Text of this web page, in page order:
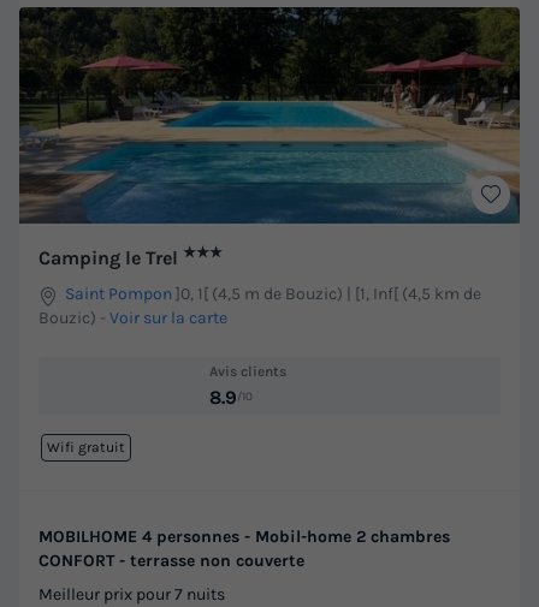
Camping le Trel ★★★
Saint Pompon ]0, 1[ (4,5 m de Bouzic) | [1, Inf[ (4,5 km de
Bouzic) - Voir sur la carte
Avis clients
8.9/10
Wifi gratuit
MOBILHOME 4 personnes - Mobil-home 2 chambres
CONFORT - terrasse non couverte
Meilleur prix pour 7 nuits